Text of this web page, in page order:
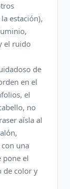
estación),
el ruido
de
en el
el
no
aísla al
una
pone el
de color y